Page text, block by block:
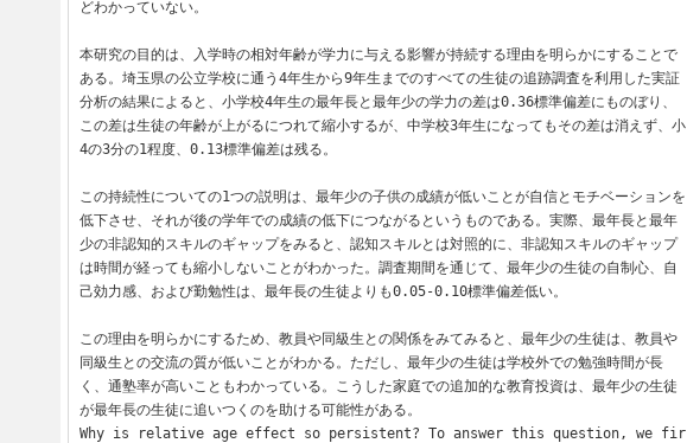
どわかっていない。
本研究の目的は、入学時の相対年齢が学力に与える影響が持続する理由を明らかにすることで
ある。埼玉県の公立学校に通う4年生から9年生までのすべての生徒の追跡調査を利用した実証
分析の結果によると、小学校4年生の最年長と最年少の学力の差は0.36標準偏差にものぼり、
この差は生徒の年齢が上がるにつれて縮小するが、中学校3年生になってもその差は消えず、小
4の3分の1程度、0.13標準偏差は残る。
この持続性についての1つの説明は、最年少の子供の成績が低いことが自信とモチベーションを
低下させ、それが後の学年での成績の低下につながるというものである。実際、最年長と最年
少の非認知的スキルのギャップをみると、認知スキルとは対照的に、非認知スキルのギャップ
は時間が経っても縮小しないことがわかった。調査期間を通じて、最年少の生徒の自制心、自
己効力感、および勤勉性は、最年長の生徒よりも0.05-0.10標準偏差低い。
この理由を明らかにするため、教員や同級生との関係をみてみると、最年少の生徒は、教員や
同級生との交流の質が低いことがわかる。ただし、最年少の生徒は学校外での勉強時間が長
く、通塾率が高いこともわかっている。こうした家庭での追加的な教育投資は、最年少の生徒
が最年長の生徒に追いつくのを助ける可能性がある。
Why is relative age effect so persistent? To answer this question, we fir